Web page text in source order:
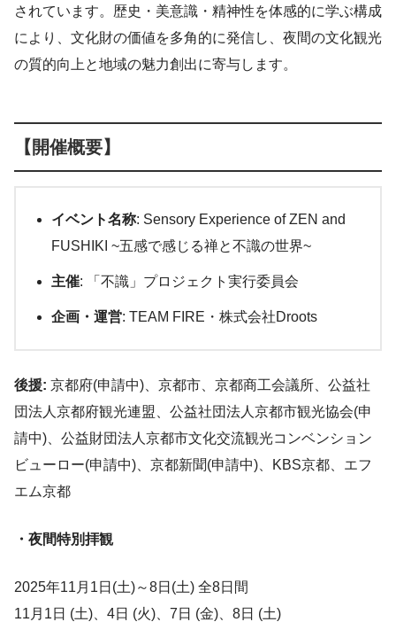
されています。歴史・美意識・精神性を体感的に学ぶ構成
により、文化財の価値を多角的に発信し、夜間の文化観光
の質的向上と地域の魅力創出に寄与します。
【開催概要】
イベント名称: Sensory Experience of ZEN and
FUSHIKI ~五感で感じる禅と不識の世界~
主催: 「不識」プロジェクト実行委員会
企画・運営: TEAM FIRE・株式会社Droots
後援: 京都府(申請中)、京都市、京都商工会議所、公益社
団法人京都府観光連盟、公益社団法人京都市観光協会(申
請中)、公益財団法人京都市文化交流観光コンベンション
ビューロー(申請中)、京都新聞(申請中)、KBS京都、エフ
エム京都
・夜間特別拝観
2025年11月1日(土)～8日(土) 全8日間
11月1日 (土)、4日 (火)、7日 (金)、8日 (土)